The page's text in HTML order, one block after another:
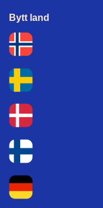
Bytt land